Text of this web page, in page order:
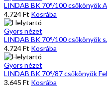
LINDAB BK 70°/100 csőkönyök
4.724Ft Kosrába
Gyors nézet
LINDAB BK 70°/100 csőkönyök
4.724Ft Kosrába
Gyors nézet
LINDAB BK 70°/87 csőkönyök
3.645 Ft Kosrába